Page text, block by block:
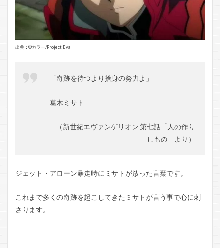
出典：©️カラー/Project Eva
「奇跡を待つより捨身の努力よ」
葛木ミサト
（新世紀エヴァンゲリオン 第七話「人の作り
しもの」より）
ジェット・アローン暴走時にミサトが放った言葉です。
これまで多くの奇跡を起こしてきたミサトが言う事で心に刺
さります。